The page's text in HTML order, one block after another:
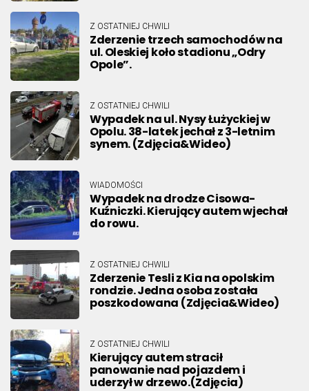
Z OSTATNIEJ CHWILI
Zderzenie trzech samochodów na
ul. Oleskiej koło stadionu „Odry
Opole”.
Z OSTATNIEJ CHWILI
Wypadek na ul. Nysy Łużyckiej w
Opolu. 38-latek jechał z 3-letnim
synem. (Zdjęcia&Wideo)
WIADOMOŚCI
Wypadek na drodze Cisowa-
Kuźniczki. Kierujący autem wjechał
do rowu.
Z OSTATNIEJ CHWILI
Zderzenie Tesli z Kia na opolskim
rondzie. Jedna osoba została
poszkodowana (Zdjęcia&Wideo)
Z OSTATNIEJ CHWILI
Kierujący autem stracił
panowanie nad pojazdem i
uderzył w drzewo.(Zdjęcia)